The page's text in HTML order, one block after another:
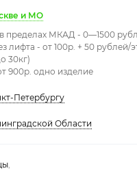
и МО
пределах МКАД - 0—1500
лифта - от 100р. + 50 рублей/
30кг)
900р. одно изделие
Петербургу
Области